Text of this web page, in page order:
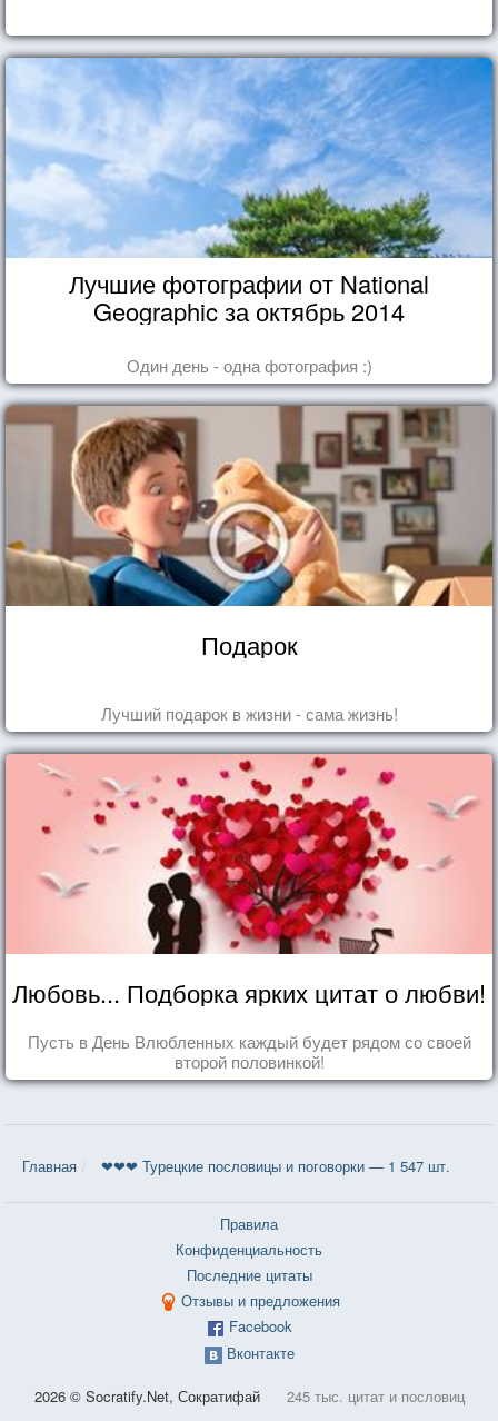
Лучшие фотографии от National
Geographic за октябрь 2014
Один день - одна фотография :)
Подарок
Лучший подарок в жизни - сама жизнь!
Любовь... Подборка ярких цитат о любви!
Пусть в День Влюбленных каждый будет рядом со своей
второй половинкой!
Главная ❤❤❤ Турецкие пословицы и поговорки — 1 547 шт.
Правила
Конфиденциальность
Последние цитаты
Отзывы и предложения
Facebook
Вконтакте
2026 © Socratify.Net, Сократифай 245 тыс. цитат и пословиц